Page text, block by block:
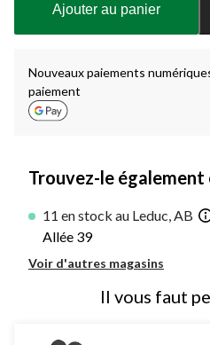
à
Ajouter au panier
Nouveaux paiements
paiement
Trouvez-le également
11 en stock au Leduc, AB
Allée 39
Voir d'autres magasins
Il vous faut